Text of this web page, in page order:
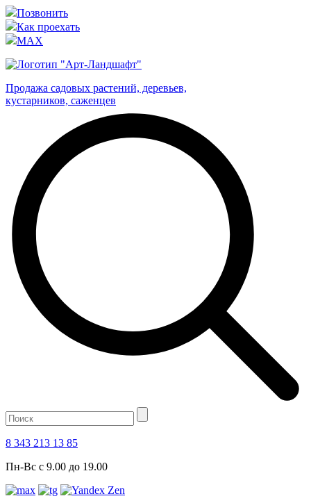
Позвонить
Как проехать
MAX
Продажа садовых растений, деревьев,
кустарников, саженцев
8 343 213 13 85
Пн-Вс с 9.00 до 19.00